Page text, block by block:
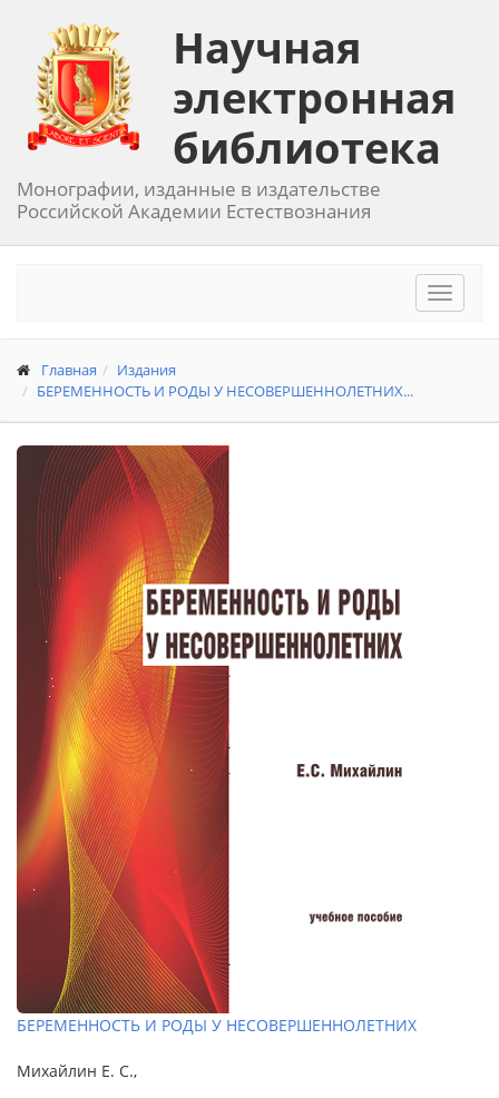
Научная
электронная
библиотека
Монографии, изданные в издательстве
Российской Академии Естествознания
Toggle
Главная
Издания
БЕРЕМЕННОСТЬ И РОДЫ У НЕСОВЕРШЕННОЛЕТНИХ...
БЕРЕМЕННОСТЬ И РОДЫ У НЕСОВЕРШЕННОЛЕТНИХ
Михайлин Е. С.,